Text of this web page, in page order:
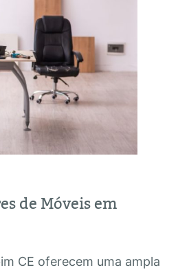
de Móveis em
CE oferecem uma ampla